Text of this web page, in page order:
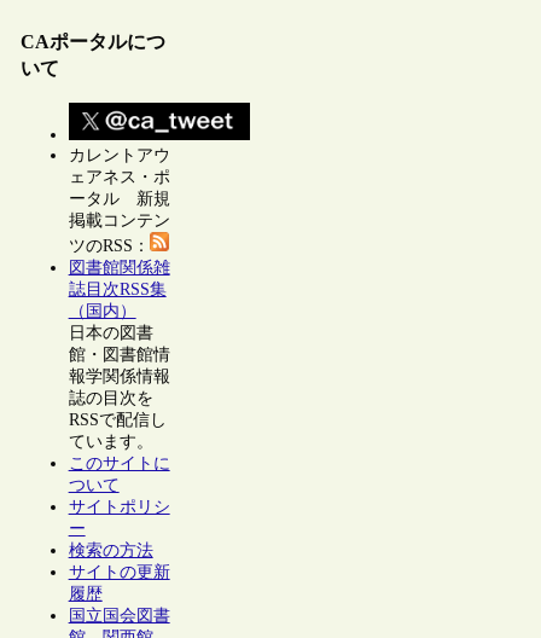
CAポータルにつ
いて
カレントアウ
ェアネス・ポ
ータル 新規
掲載コンテン
ツのRSS：
図書館関係雑
誌目次RSS集
（国内）
日本の図書
館・図書館情
報学関係情報
誌の目次を
RSSで配信し
ています。
このサイトに
ついて
サイトポリシ
ー
検索の方法
サイトの更新
履歴
国立国会図書